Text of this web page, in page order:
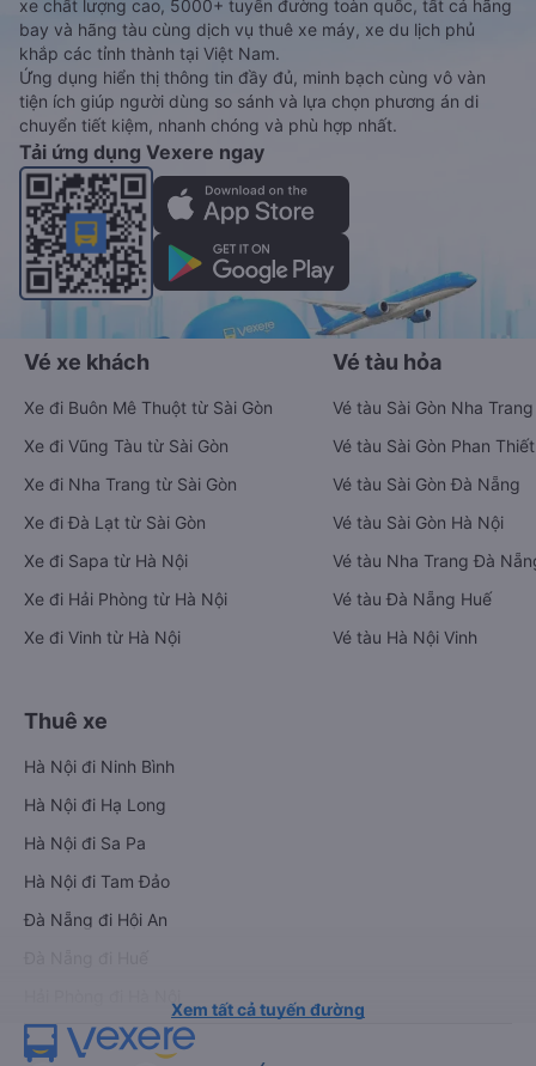
xe chất lượng cao, 5000+ tuyến đường toàn quốc, tất cả hãng
bay và hãng tàu cùng dịch vụ thuê xe máy, xe du lịch phủ
khắp các tỉnh thành tại Việt Nam.
Ứng dụng hiển thị thông tin đầy đủ, minh bạch cùng vô vàn
tiện ích giúp người dùng so sánh và lựa chọn phương án di
chuyển tiết kiệm, nhanh chóng và phù hợp nhất.
Tải ứng dụng Vexere ngay
Vé xe khách
Xe đi Buôn Mê Thuột từ Sài Gòn
Xe đi Vũng Tàu từ Sài Gòn
Xe đi Nha Trang từ Sài Gòn
Xe đi Đà Lạt từ Sài Gòn
Xe đi Sapa từ Hà Nội
Xe đi Hải Phòng từ Hà Nội
Xe đi Vinh từ Hà Nội
Vé tàu hỏa
Vé tàu Sài Gòn Nha Trang
Vé tàu Sài Gòn Phan Thiết
Vé tàu Sài Gòn Đà Nẵng
Vé tàu Sài Gòn Hà Nội
Vé tàu Nha Trang Đà
Vé tàu Đà Nẵng Huế
Vé tàu Hà Nội Vinh
Thuê xe
Hà Nội đi Ninh Bình
Hà Nội đi Hạ Long
Hà Nội đi Sa Pa
Hà Nội đi Tam Đảo
Đà Nẵng đi Hội An
Xem tất cả tuyến đường